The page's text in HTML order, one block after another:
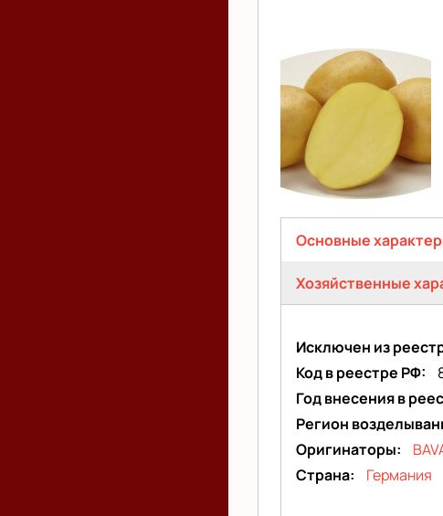
(Capri)
Основные
вкладка)
Хозяйственные
Исключен из
Код в реестре РФ
Год внесения в
Регион
Оригинаторы
Страна
Германия